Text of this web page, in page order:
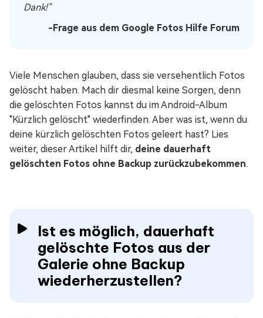
Dank!"
-Frage aus dem Google Fotos Hilfe Forum
Viele Menschen glauben, dass sie versehentlich Fotos
gelöscht haben. Mach dir diesmal keine Sorgen, denn
die gelöschten Fotos kannst du im Android-Album
"Kürzlich gelöscht" wiederfinden. Aber was ist, wenn du
deine kürzlich gelöschten Fotos geleert hast? Lies
weiter, dieser Artikel hilft dir, deine dauerhaft
gelöschten Fotos ohne Backup zurückzubekommen.
Ist es möglich, dauerhaft
gelöschte Fotos aus der
Galerie ohne Backup
wiederherzustellen?